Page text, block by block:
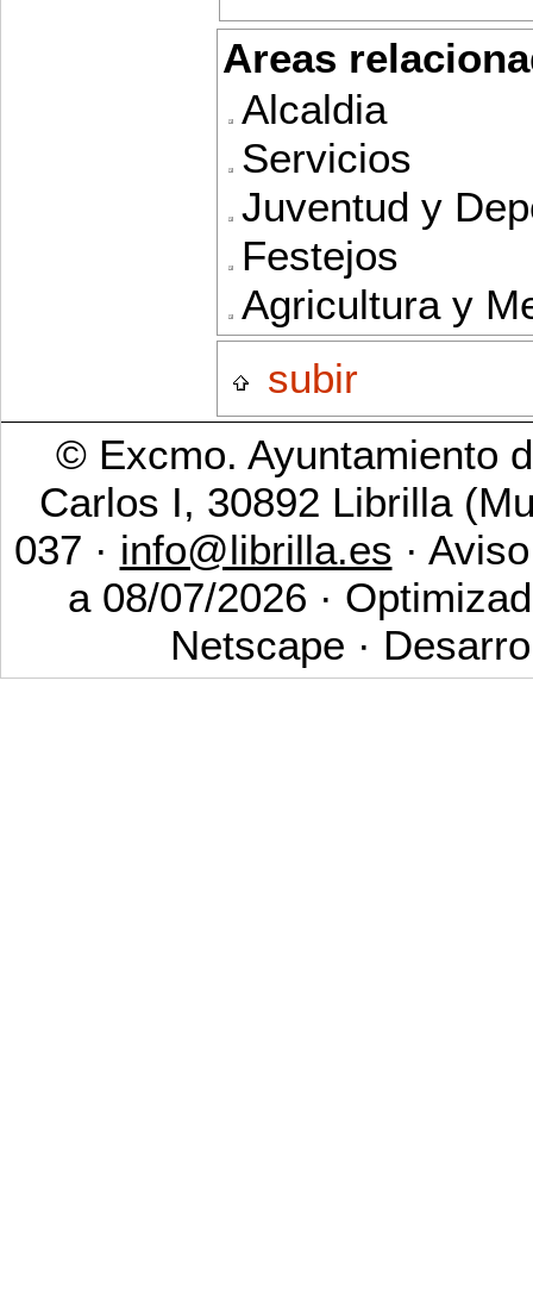
Areas
Alcaldia
Servicios
Juventud y
Festejos
Agricultura y
subir
© Excmo. Ayuntamiento
Carlos I, 30892 Librilla
037 · info@librilla.es ·
a 08/07/2026 ·
Netscape ·